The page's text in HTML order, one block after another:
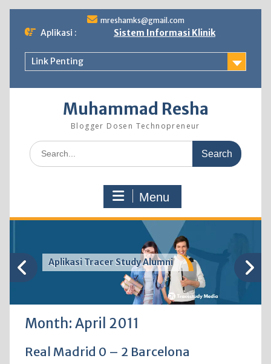
to
content
mreshamks@gmail.com
Aplikasi : Sistem Informasi Klinik
Link Penting
Muhammad Resha
Blogger Dosen Technopreneur
Search
for:
Menu
Aplikasi Tracer Study Alumni
Month: April 2011
Real Madrid 0 – 2 Barcelona